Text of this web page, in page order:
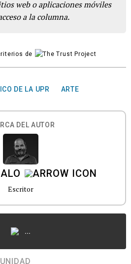
web o aplicaciones móviles
a la columna.
de
DE LA UPR
ARTE
DEL AUTOR
Escritor
...